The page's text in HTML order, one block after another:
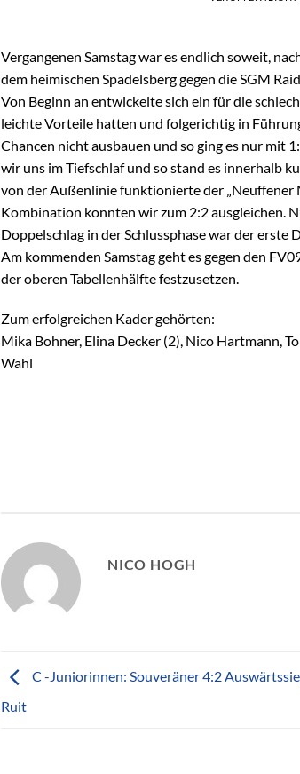
Vergangenen Samstag war es endlich soweit,
dem heimischen Spadelsberg gegen die SGM
Von Beginn an entwickelte sich ein für die
leichte Vorteile hatten und folgerichtig in
Chancen nicht ausbauen und so ging es nur mit
wir uns im Tiefschlaf und so stand es innerhalb
von der Außenlinie funktionierte der
Kombination konnten wir zum 2:2 ausgleichen.
Doppelschlag in der Schlussphase war der erste
Am kommenden Samstag geht es gegen den
der oberen Tabellenhälfte festzusetzen.
Zum erfolgreichen Kader gehörten:
Mika Bohner, Elina Decker (2), Nico Hartmann,
Wahl
NICO HOGH
C -Juniorinnen: Souveräner 4:2
Ruit